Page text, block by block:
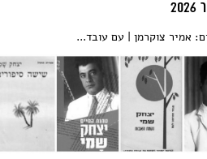
אמיר צוקרמן | עם עובד...